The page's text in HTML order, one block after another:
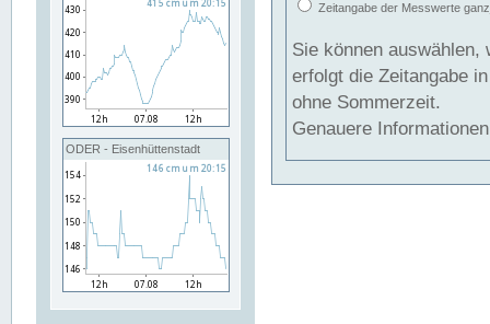
ODER - Eisenhüttenstadt
Zeitangabe der Messwerte
Sie können auswählen,
erfolgt die Zeitangabe
ohne Sommerzeit.
Genauere